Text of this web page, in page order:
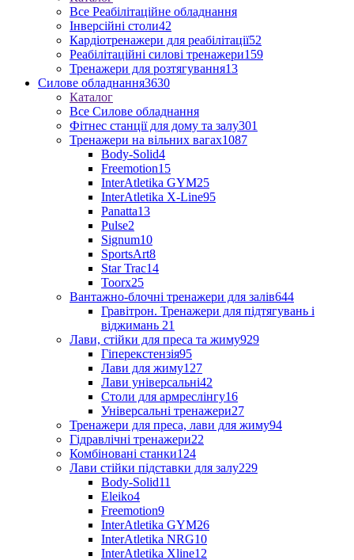
Все Реабілітаційне обладнання
Інверсійні столи42
Кардіотренажери для реабілітації52
Реабілітаційні силові тренажери159
Тренажери для розтягування13
Силове обладнання3630
Каталог
Все Силове обладнання
Фітнес станції для дому та залу301
Тренажери на вільних вагах1087
Body-Solid4
Freemotion15
InterAtletika GYM25
InterAtletika X-Line95
Panatta13
Pulse2
Signum10
SportsArt8
Star Trac14
Toorx25
Вантажно-блочні тренажери для залів644
Гравітрон. Тренажери для підтягувань і
віджимань 21
Лави, стійки для преса та жиму929
Гіперекстензія95
Лави для жиму127
Лави універсальні42
Столи для армреслінгу16
Універсальні тренажери27
Тренажери для преса, лави для жиму94
Гідравлічні тренажери22
Комбіновані станки124
Лави стійки підставки для залу229
Body-Solid11
Eleiko4
Freemotion9
InterAtletika GYM26
InterAtletika NRG10
InterAtletika Xline12